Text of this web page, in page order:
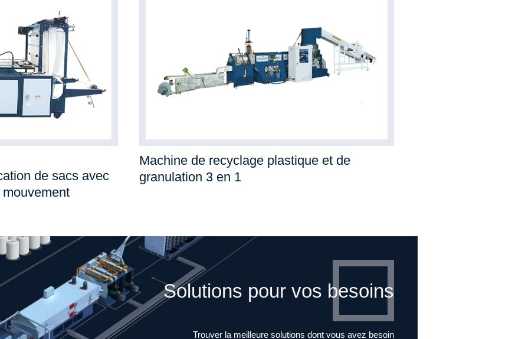
de sacs avec
Machine de recyclage plastique et de
granulation 3 en 1
Solutions pour vos besoins
Trouver la meilleure solutions dont vous avez besoin